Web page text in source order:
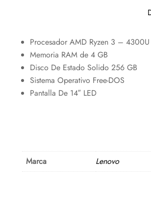
Procesador AMD Ryzen 3 – 4300U
Memoria RAM de 4 GB
Disco De Estado Solido 256 GB
Sistema Operativo Free-DOS
Pantalla De 14″ LED
Marca Lenovo